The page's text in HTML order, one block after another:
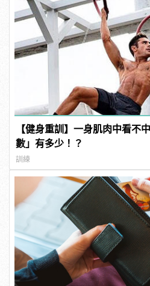
【健身重訓】一身肌肉中看不
數」有多少！？
訓練